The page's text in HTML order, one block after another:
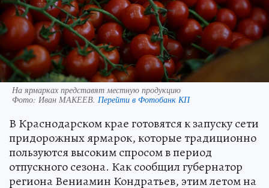
На ярмарках представят местную продукцию
Фото: Иван МАКЕЕВ. Перейти в Фотобанк КП
В Краснодарском крае готовятся к запуску сети
придорожных ярмарок, которые традиционно
пользуются высоким спросом в период
отпускного сезона. Как сообщил губернатор
региона Вениамин Кондратьев, этим летом на